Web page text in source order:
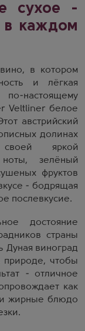
сухое -
в каждом
в котором
и лёгкая
настоящему
Veltliner белое
австрийский
долинах
яркой
ноты, зелёный
фруктов
- бодрящая
послевкусие.
достояние
страны
Дуная виноград
чтобы
- отличное
как
и жирные блюдо